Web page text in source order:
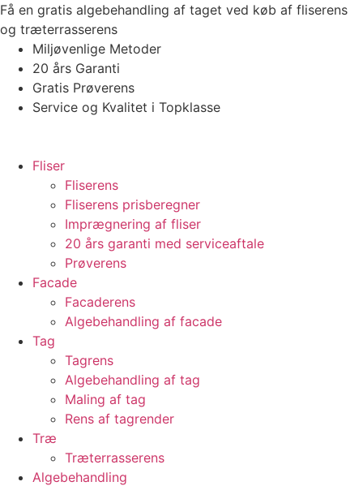
Videre
til
indhold
Få en gratis algebehandling af taget ved køb af fliserens
og træterrasserens
Miljøvenlige Metoder
20 års Garanti
Gratis Prøverens
Service og Kvalitet i Topklasse
Fliser
Fliserens
Fliserens prisberegner
Imprægnering af fliser
20 års garanti med serviceaftale
Prøverens
Facade
Facaderens
Algebehandling af facade
Tag
Tagrens
Algebehandling af tag
Maling af tag
Rens af tagrender
Træ
Træterrasserens
Algebehandling